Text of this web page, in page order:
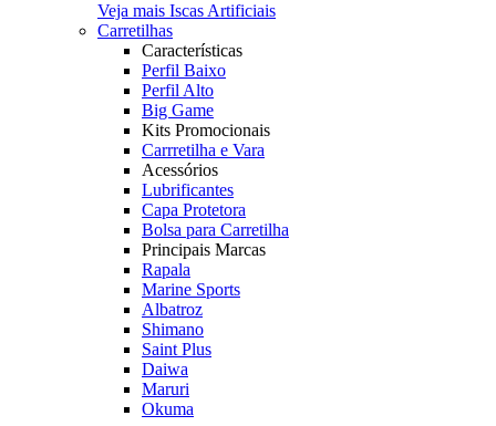
Veja mais Iscas Artificiais
Carretilhas
Características
Perfil Baixo
Perfil Alto
Big Game
Kits Promocionais
Carrretilha e Vara
Acessórios
Lubrificantes
Capa Protetora
Bolsa para Carretilha
Principais Marcas
Rapala
Marine Sports
Albatroz
Shimano
Saint Plus
Daiwa
Maruri
Okuma